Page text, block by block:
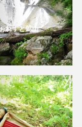
れすと鉱山